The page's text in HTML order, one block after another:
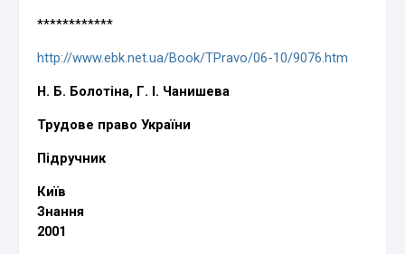
************
http://www.ebk.net.ua/Book/TPravo/06-10/9076.htm
Н. Б. Болотіна, Г. І. Чанишева
Трудове право України
Підручник
Київ
Знання
2001